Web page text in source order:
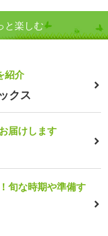
と楽しむ
紹介
クス
届けします
旬な時期や準備す